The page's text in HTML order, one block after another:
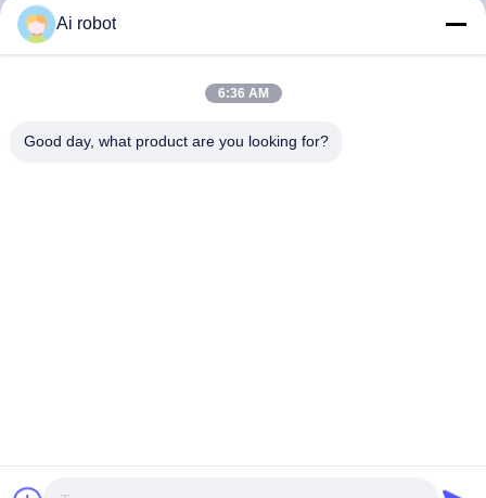
VIVI DENTAI
LABORATORY
Ai robot
6:36 AM
Good day, what product are you looking for?